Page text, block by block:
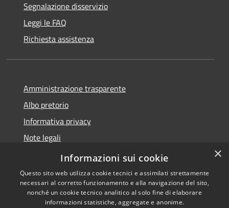
Segnalazione disservizio
Leggi le FAQ
Richiesta assistenza
Amministrazione trasparente
Albo pretorio
Informativa privacy
Note legali
Dichiarazione di accessibilità
Copyright © 2026 • Comune di
×
Informazioni sui cookie
Questo sito web utilizza cookie tecnici e assimilati strettamente
necessari al corretto funzionamento e alla navigazione del sito,
nonché un cookie tecnico analitico al solo fine di elaborare
informazioni statistiche, aggregate e anonime.